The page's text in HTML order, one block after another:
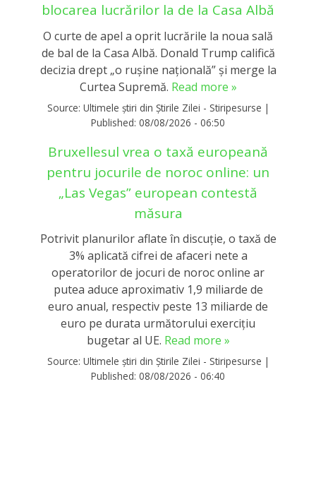
blocarea lucrărilor la de la Casa Albă
O curte de apel a oprit lucrările la noua sală
de bal de la Casa Albă. Donald Trump califică
decizia drept „o rușine națională” și merge la
Curtea Supremă. Read more »
Source: Ultimele știri din Știrile Zilei - Stiripesurse |
Published: 08/08/2026 - 06:50
Bruxellesul vrea o taxă europeană
pentru jocurile de noroc online: un
„Las Vegas” european contestă
măsura
Potrivit planurilor aflate în discuție, o taxă de
3% aplicată cifrei de afaceri nete a
operatorilor de jocuri de noroc online ar
putea aduce aproximativ 1,9 miliarde de
euro anual, respectiv peste 13 miliarde de
euro pe durata următorului exercițiu
bugetar al UE. Read more »
Source: Ultimele știri din Știrile Zilei - Stiripesurse |
Published: 08/08/2026 - 06:40